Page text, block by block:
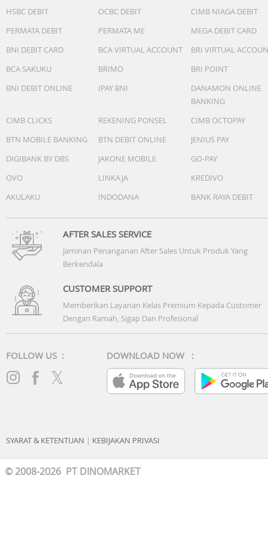
384 ribu sinyal kebisingan per detik, secara instan
jalanan.
HearID 5.0 dengan EQ yang dipersonalisasi serta AI Audio
Enhancer menghadirkan kualitas suara yang disesuaikan
secara presisi dengan telinga Anda. Tidak ada lagi
-Kontrol Suara Tanpa Jeda (Lag-Free Voice Control):
menerima panggilan, dan menyesuaikan volume secara
instan. Pemrosesan sistem secara luring (offline)
memastikan respons tanpa penundaan sama sekali.
Kelengkapan:
1x Soundcore Liberty 5 Pro/Pro Max
1x Charging Case
1x Ear Tips: XXS/XS/S/M/L
1x Ear Fins: 0/1/2
1x USB-C Cable
1x Buku Panduan dan Petunjuk
HSBC DEBIT
OCBC DEBIT
CIMB NIAGA DEBIT
PERMATA DEBIT
PERMATA ME
MEGA DEBIT CARD
BNI DEBIT CARD
BCA VIRTUAL ACCOUNT
BRI VIRTUAL
BCA SAKUKU
BRIMO
BRI POINT
BNI DEBIT ONLINE
IPAY BNI
DANAMON ONLINE
BANKING
CIMB CLICKS
REKENING PONSEL
CIMB OCTOPAY
BTN MOBILE BANKING
BTN DEBIT ONLINE
JENIUS PAY
DIGIBANK BY DBS
JAKONE MOBILE
GO-PAY
OVO
LINKAJA
KREDIVO
AKULAKU
INDODANA BANK RAYA DEBIT
AFTER SALES SERVICE
Jaminan Penanganan After Sales Untuk Produk Yang
Berkendala
CUSTOMER SUPPORT
Memberikan Layanan Kelas Premium Kepada Customer
Dengan Ramah, Sigap Dan Profesional
FOLLOW US : DOWNLOAD NOW :
SYARAT & KETENTUAN | KEBIJAKAN PRIVASI
© 2008-2026 PT DINOMARKET